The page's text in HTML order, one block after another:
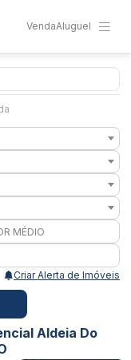
VendaAluguel
Criar Alerta de Imóveis
Aldeia Do